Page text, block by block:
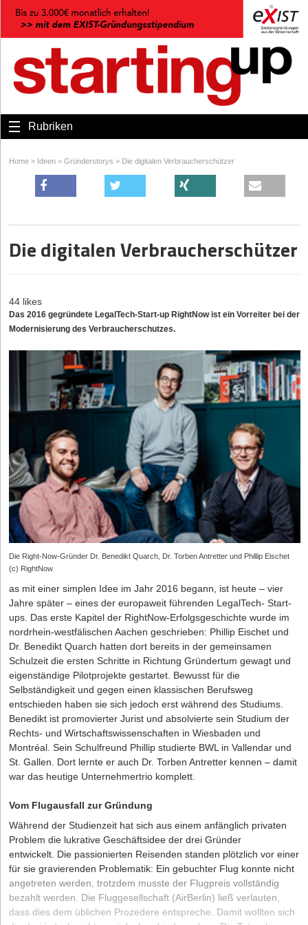
Rubriken
Home > Ideen > Gründerstorys > Die digitalen Verbraucherschützer
Die digitalen Verbraucherschützer
44 likes
Das 2016 gegründete LegalTech-Start-up RightNow ist ein Vorreiter bei der
Modernisierung des Verbraucherschutzes.
Die Right-Now-Gründer Dr. Benedikt Quarch, Dr. Torben Antretter und Phillip Eischet
(c) RightNow
as mit einer simplen Idee im Jahr 2016 begann, ist heute – vier
Jahre später – eines der europaweit führenden LegalTech- Start-
ups. Das erste Kapitel der RightNow-Erfolgsgeschichte wurde im
nordrhein-westfälischen Aachen geschrieben: Phillip Eischet und
Dr. Benedikt Quarch hatten dort bereits in der gemeinsamen
Schulzeit die ersten Schritte in Richtung Gründertum gewagt und
eigenständige Pilotprojekte gestartet. Bewusst für die
Selbständigkeit und gegen einen klassischen Berufsweg
entschieden haben sie sich jedoch erst während des Studiums.
Benedikt ist promovierter Jurist und absolvierte sein Studium der
Rechts- und Wirtschaftswissenschaften in Wiesbaden und
Montréal. Sein Schulfreund Phillip studierte BWL in Vallendar und
St. Gallen. Dort lernte er auch Dr. Torben Antretter kennen – damit
war das heutige Unternehmertrio komplett.
Vom Flugausfall zur Gründung
Während der Studienzeit hat sich aus einem anfänglich privaten
Problem die lukrative Geschäftsidee der drei Gründer
entwickelt. Die passionierten Reisenden standen plötzlich vor einer
für sie gravierenden Problematik: Ein gebuchter Flug konnte nicht
angetreten werden, trotzdem musste der Flugpreis vollständig
bezahlt werden. Die Fluggesellschaft (AirBerlin) ließ verlauten,
dass dies dem üblichen Prozedere entspreche. Damit wollten sich